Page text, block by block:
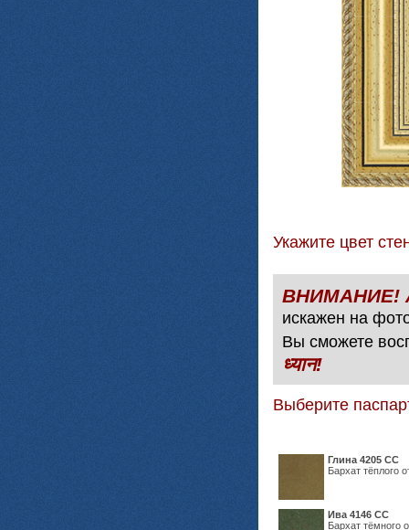
Укажите цвет
искажен на
Вы сможете
ध्यान!
Выберите
Глина 4205 СС
Бархат тёплого
Ива 4146 СС
Бархат тёмного